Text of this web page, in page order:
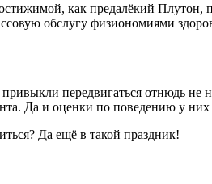
как предалёкий Плутон,
обслугу физиономиями
передвигаться отнюдь не
Да и оценки по поведению у
Да ещё в такой праздник!